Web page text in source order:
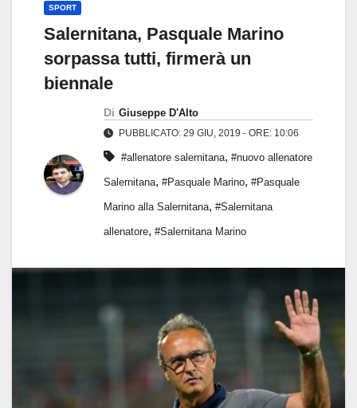
SPORT
Salernitana, Pasquale Marino
sorpassa tutti, firmerà un
biennale
Di Giuseppe D'Alto
PUBBLICATO: 29 GIU, 2019 - ORE: 10:06
#allenatore salernitana, #nuovo allenatore
Salernitana, #Pasquale Marino, #Pasquale
Marino alla Salernitana, #Salernitana
allenatore, #Salernitana Marino